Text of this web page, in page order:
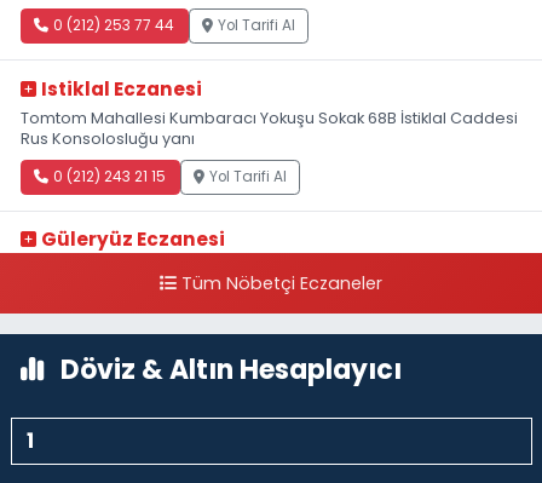
0 (212) 253 77 44 Yol Tarifi Al
Istiklal Eczanesi
Tomtom Mahallesi Kumbaracı Yokuşu Sokak 68B İstiklal Caddesi
Rus Konsolosluğu yanı
0 (212) 243 21 15 Yol Tarifi Al
Güleryüz Eczanesi
kalaycıbahçe Meydana DoğruTüm Nöbetçi Eczaneler
Döviz & Altın Hesaplayıcı